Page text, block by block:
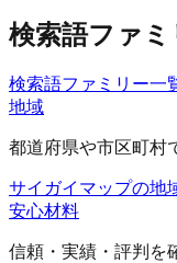
検索語ファミ
検索語ファミリー一
地域
都道府県や市区町村
サイガイマップの地
安心材料
信頼・実績・評判を